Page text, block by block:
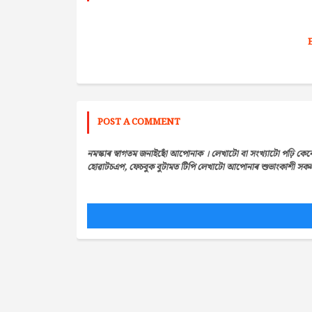
POST A COMMENT
নমস্কাৰ স্বাগতম জনাইছোঁ আপোনাক । লেখাটো বা সংখ্যাটো পঢ়ি
হোৱাটচএপ, ফেচবুক বুটামত টিপি লেখাটো আপোনাৰ শুভাংকাশী